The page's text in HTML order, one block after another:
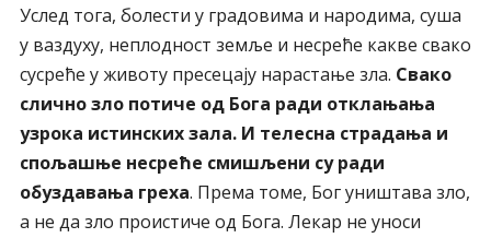
Услед тога, болести у градовима и народима, суша
у ваздуху, неплодност земље и несреће какве свако
сусреће у животу пресецају нарастање зла. Свако
слично зло потиче од Бога ради отклањања
узрока истинских зала. И телесна страдања и
спољашње несреће смишљени су ради
обуздавања греха. Према томе, Бог уништава зло,
а не да зло проистиче од Бога. Лекар не уноси